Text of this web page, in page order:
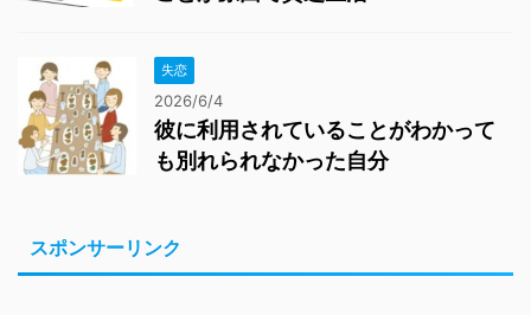
失恋
2026/6/4
彼に利用されていることがわかって
も別れられなかった自分
スポンサーリンク